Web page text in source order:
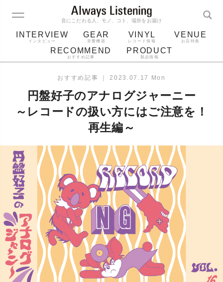
音にこだわる人、モノ、コト、場所をお届け
INTERVIEW
インタビュー
GEAR
音響機器
VINYL
レコード情報
VENUE
お店特集
RECOMMEND
おすすめ記事
PRODUCT
製品情報
ジャケット bluetooth
レコード針
おすすめ記事 ｜ 2023.07.17 Mon
円盤好子のアナログジャーニー
～レコードの扱い方にはご注意を！
再生編～